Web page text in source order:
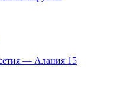
— Алания 15